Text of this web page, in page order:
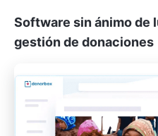
Software sin ánimo de
gestión de donaciones